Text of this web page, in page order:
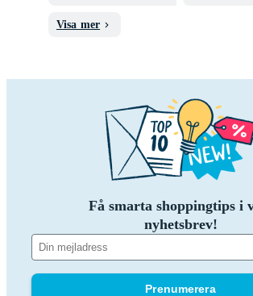
Visa mer
Få smarta shoppingtips i
nyhetsbrev!
Prenumerera